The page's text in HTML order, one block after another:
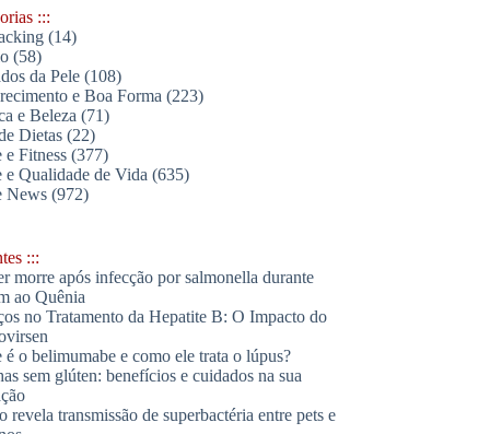
:::
(14)
(58)
da Pele(108)
e Boa Forma (223)
e Beleza (71)
Dietas(22)
e Fitness(377)
e Qualidade de Vida (635)
News(972)
:::
morre após infecção por salmonella durante
ao Quênia
no Tratamento da Hepatite B: O Impacto do
é o belimumabe e como ele trata o lúpus?
sem glúten: benefícios e cuidados na sua
revela transmissão de superbactéria entre pets e